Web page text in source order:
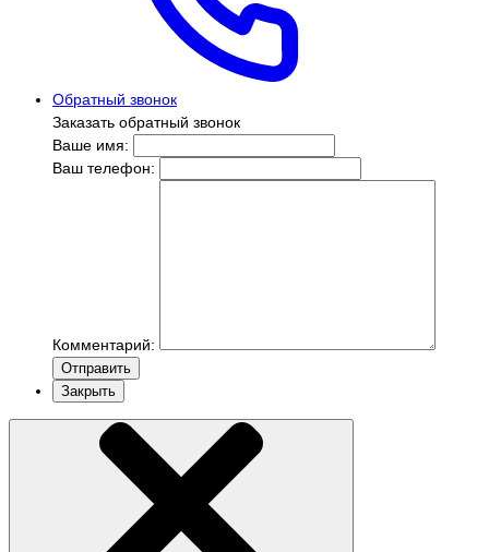
Обратный звонок
Заказать обратный звонок
Ваше имя:
Ваш телефон:
Комментарий:
Отправить
Закрыть